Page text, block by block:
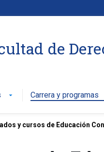
de
arrow_drop_down Carrera y programas
y cursos de Educación